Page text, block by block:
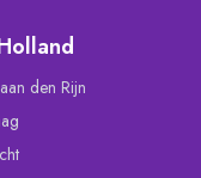
den Rijn